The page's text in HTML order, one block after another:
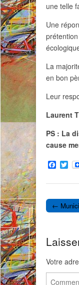
une telle
Une
La
en bon
Leur
Laurent
PS : La
cause
F
a
c
b
o
o
T
w
i
t
e
r
Post
←
Votre